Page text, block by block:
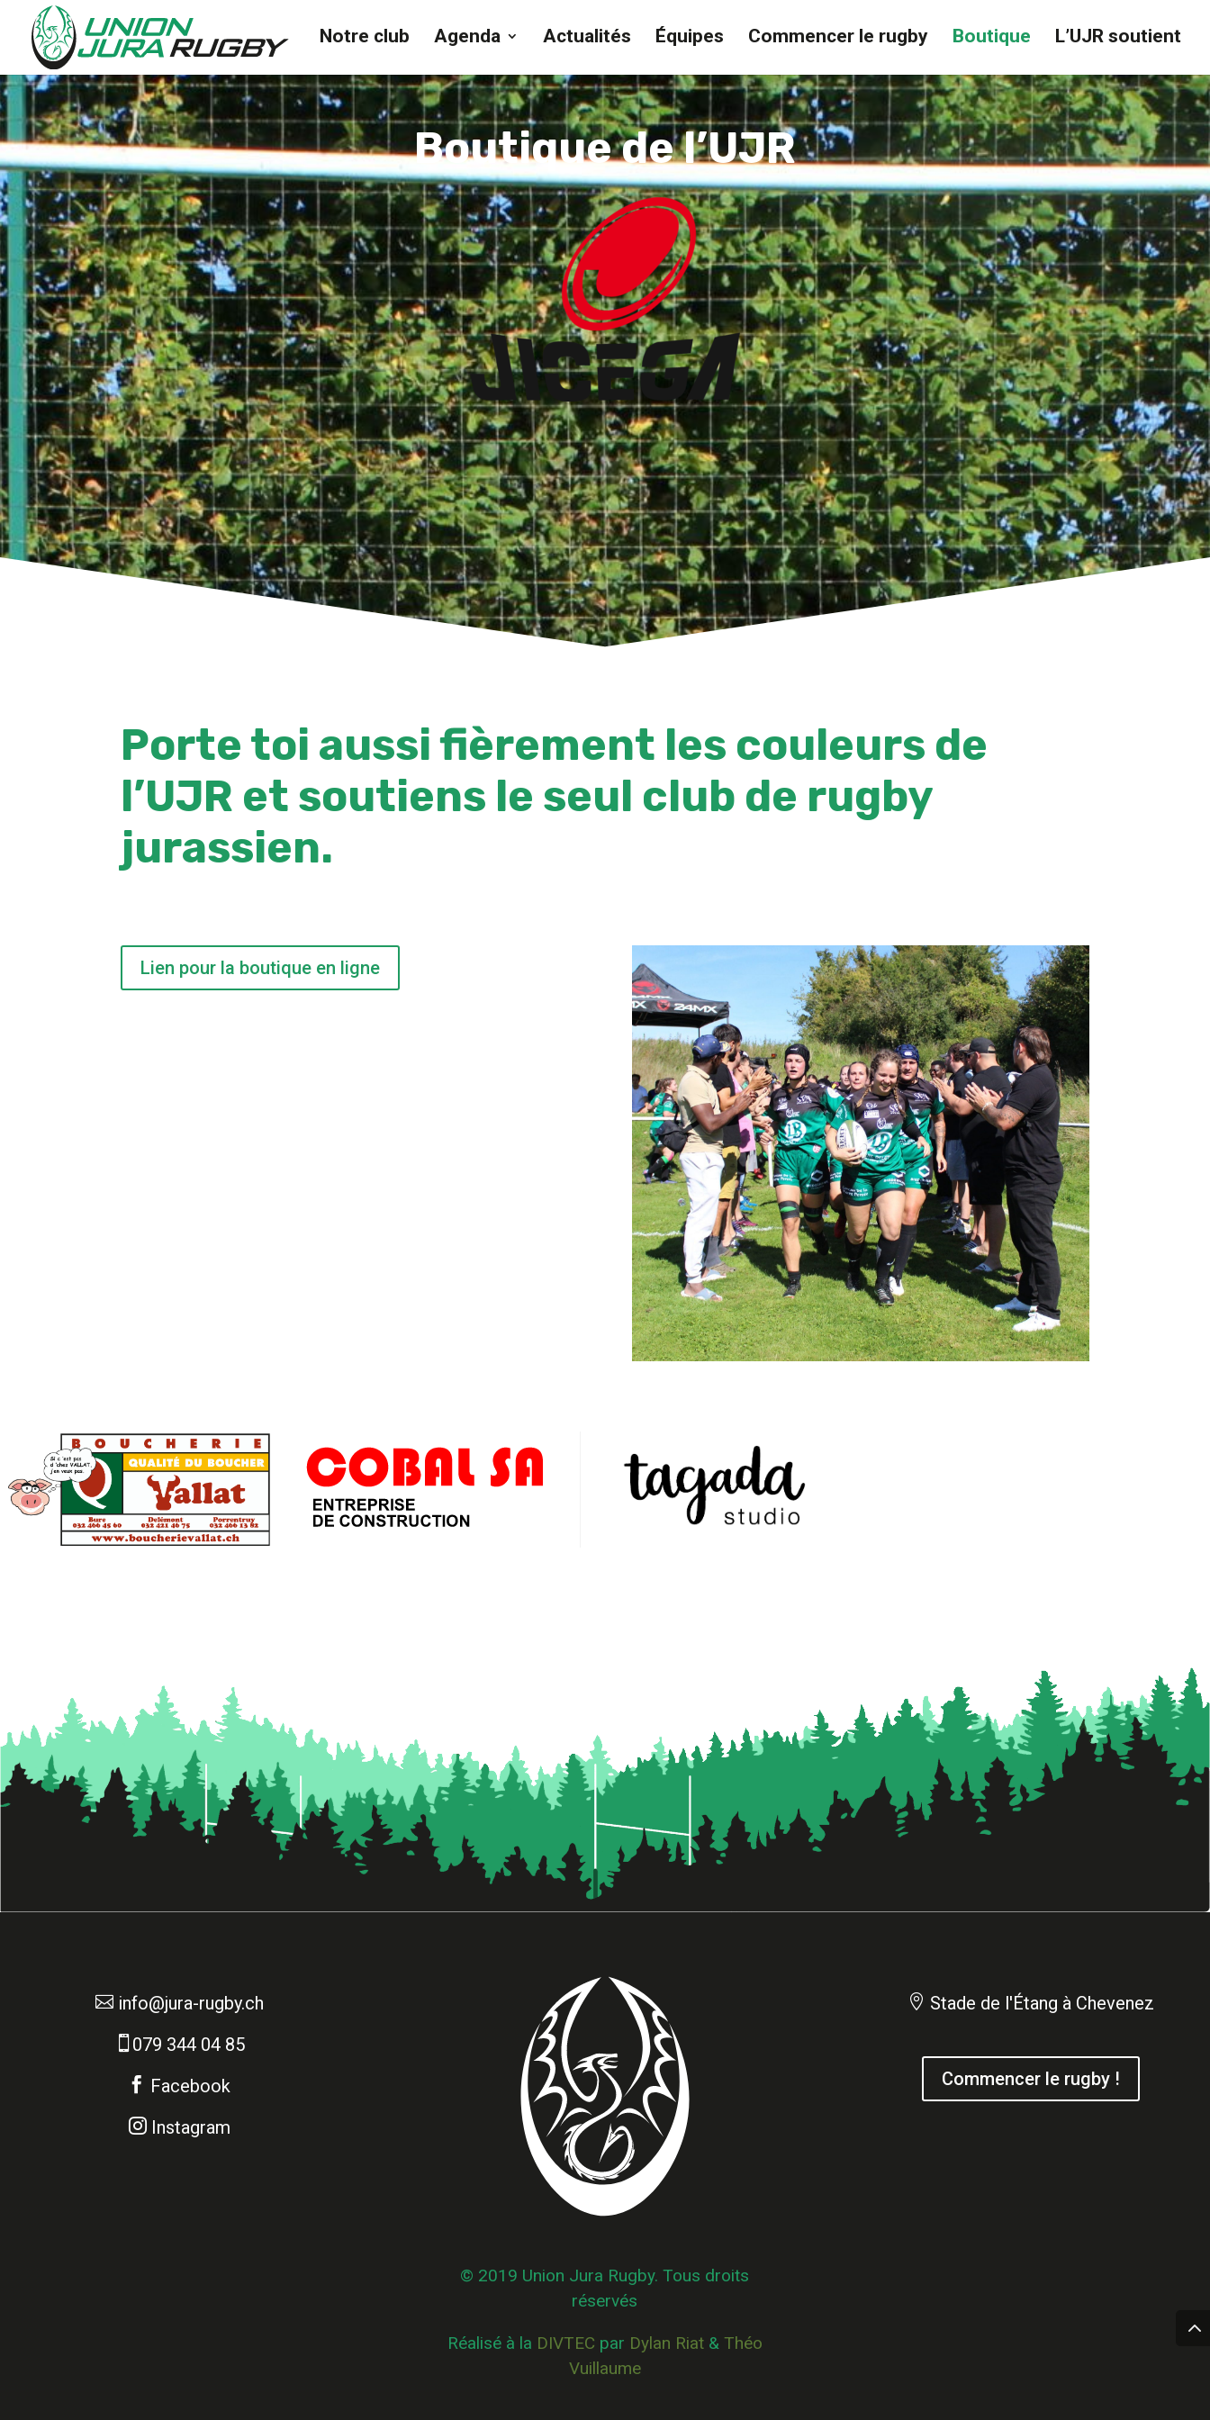
Notre club Agenda Actualités Équipes Commencer le rugby Boutique L’UJR soutient
Boutique de l’UJR
Porte toi aussi fièrement les couleurs de
l’UJR et soutiens le seul club de rugby
jurassien.
Lien pour la boutique en ligne
info@jura-rugby.ch
 079 344 04 85
 Facebook
Instagram
© 2019 Union Jura Rugby. Tous droits
réservés
Réalisé à la DIVTEC par Dylan Riat& Théo
Vuillaume
 Stade de l'Étang à Chevenez
Commencer le rugby !